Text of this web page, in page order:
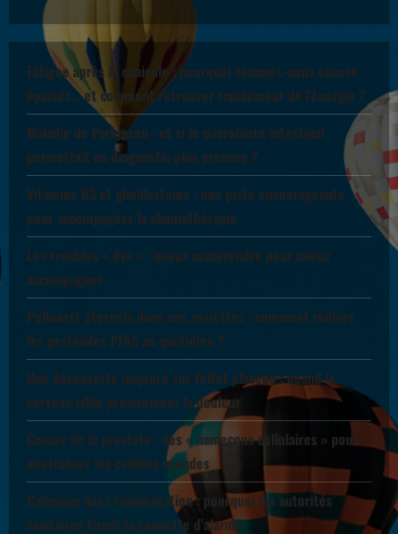
Fatigue après la canicule : pourquoi sommes-nous encore
épuisés… et comment retrouver rapidement de l’énergie ?
Maladie de Parkinson : et si le microbiote intestinal
permettait un diagnostic plus précoce ?
Vitamine B3 et glioblastome : une piste encourageante
pour accompagner la chimiothérapie
Les troubles « dys » : mieux comprendre pour mieux
accompagner
Polluants éternels dans nos assiettes : comment réduire
les pesticides PFAS au quotidien ?
Une découverte majeure sur l’effet placebo : quand le
cerveau cible précisément la douleur
Cancer de la prostate : des « hameçons cellulaires » pour
neutraliser les cellules malades
Cadmium dans l’alimentation : pourquoi les autorités
sanitaires tirent la sonnette d’alarme